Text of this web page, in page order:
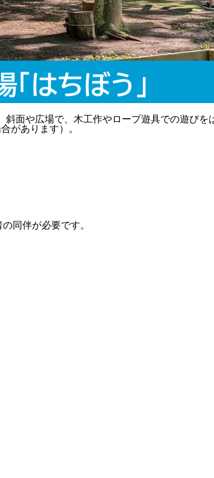
面や広場で、木工作やロープ遊具での遊び
があります）。
同伴が必要です。